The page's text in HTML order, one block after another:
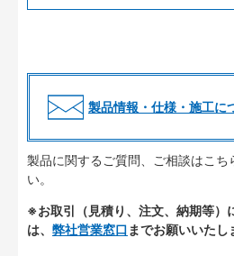
製品情報・仕様・施工に
製品に関するご質問、ご相談はこち
い。
※お取引（見積り、注文、納期等）
は、 弊社営業窓口 までお願いいたし